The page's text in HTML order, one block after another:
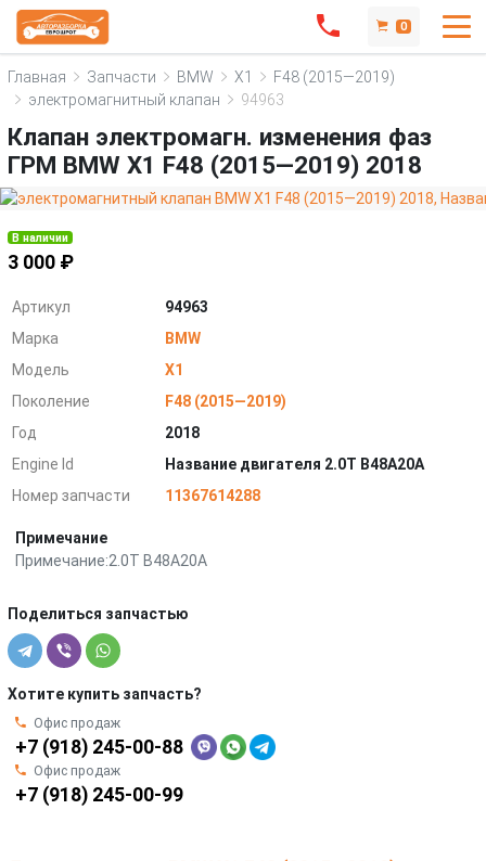
0
Главная Запчасти BMW X1
F48 (2015—2019)
электромагнитный клапан
94963
Клапан электромагн. изменения фаз
ГРМ BMW X1 F48 (2015—2019) 2018
В наличии
3 000 ₽
Артикул
94963
Марка
BMW
Модель
X1
Поколение
F48 (2015—2019)
Год
2018
Engine Id
Название двигателя 2.0T B48A20A
Номер запчасти
11367614288
Примечание
Примечание:2.0T B48A20A
Поделиться запчастью
Хотите купить запчасть?
Офис продаж
+7 (918) 245-00-88
Офис продаж
+7 (918) 245-00-99